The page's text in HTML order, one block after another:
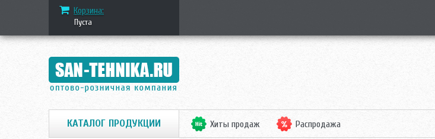
Корзина:
Пуста
КАТАЛОГ ПРОДУКЦИИ Хиты продаж Распродажа